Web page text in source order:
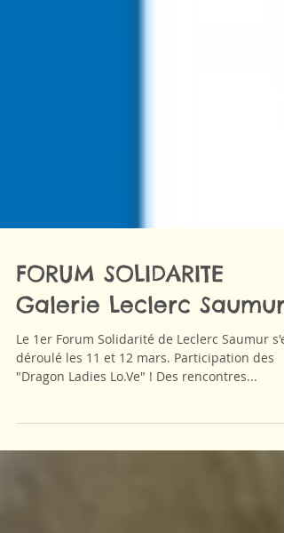
FORUM SOLIDARITE
Galerie Leclerc Saumur
Le 1er Forum Solidarité de Leclerc Saumur
"Dragon Ladies Lo.Ve" ! Des rencontres...